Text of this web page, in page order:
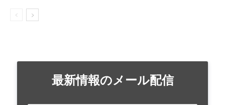
最新情報のメール配信